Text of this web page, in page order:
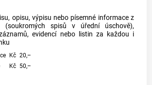
opisu, výpisu nebo písemné informace z
(soukromých spisů v úřední úschově),
evidencí nebo listin za každou i
Kč 20,–
Kč 50,–